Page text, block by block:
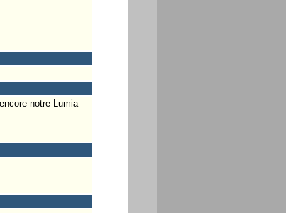
notre Lumia